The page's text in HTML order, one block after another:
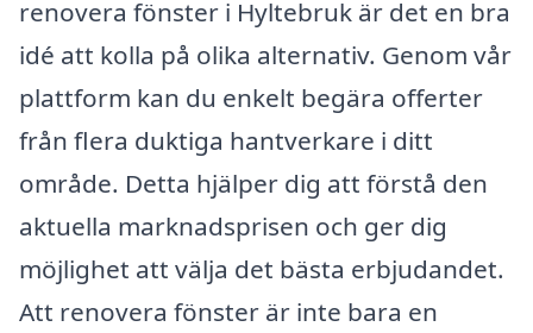
renovera fönster i Hyltebruk är det en bra
idé att kolla på olika alternativ. Genom vår
plattform kan du enkelt begära offerter
från flera duktiga hantverkare i ditt
område. Detta hjälper dig att förstå den
aktuella marknadsprisen och ger dig
möjlighet att välja det bästa erbjudandet.
Att renovera fönster är inte bara en